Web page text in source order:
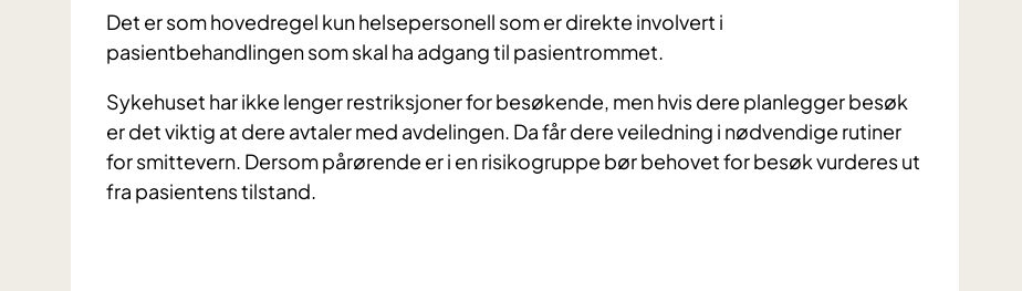
Det er som hovedregel kun helsepersonell som er direkte involvert i
pasientbehandlingen som skal ha adgang til pasientrommet.
Sykehuset har ikke lenger restriksjoner for besøkende, men hvis dere planlegger besøk
er det viktig at dere avtaler med avdelingen. Da får dere veiledning i nødvendige rutiner
for smittevern. Dersom pårørende er i en risikogruppe bør behovet for besøk vurderes ut
fra pasientens tilstand.